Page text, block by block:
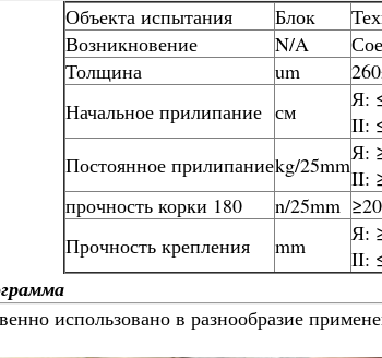
Объекта испытания
Блок
Возникновение
N/A
Толщина
um
Начальное прилипание см
Я:
II:
Постоянное прилипаниеkg/25mmЯ:
II:
прочность корки 180
n/25mm ≥20
Прочность крепления
mm
Я:
II:
использовано в разнообразие